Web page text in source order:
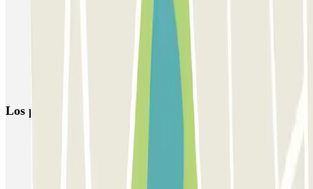
Parking Aeropuerto Málaga low cost | Compara precios
Parking RENFE Málaga-Estación de tren (AVE)
Los parkings más reservados
Parking en Barcelona
Parking en Aeropuerto Barcelona